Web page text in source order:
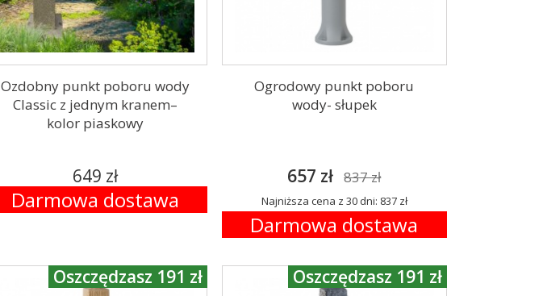
Ozdobny punkt poboru wody
Classic z jednym kranem–
kolor piaskowy
649 zł
Darmowa dostawa
Ogrodowy punkt poboru
wody- słupek
657 zł 837 zł
Najniższa cena z 30 dni: 837 zł
Darmowa dostawa
Oszczędzasz 191 zł Oszczędzasz 191 zł